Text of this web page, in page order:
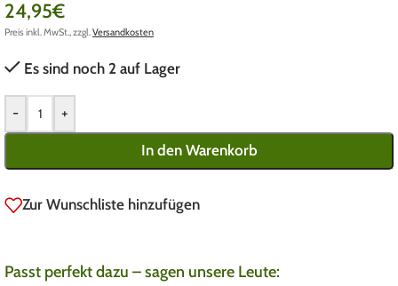
24,95€
Preis inkl. MwSt., zzgl. Versandkosten
Es sind noch 2 auf Lager
- +
In den Warenkorb
Zur Wunschliste hinzufügen
Passt perfekt dazu – sagen unsere Leute: